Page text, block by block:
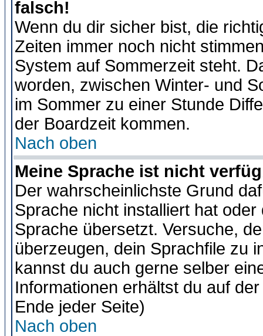
falsch!
Wenn du dir sicher bist, die
Zeiten immer noch nicht
System auf Sommerzeit steht.
worden, zwischen Winter- und
im Sommer zu einer Stunde
der Boardzeit kommen.
Nach oben
Meine Sprache ist nicht
Der wahrscheinlichste Grund
Sprache nicht installiert hat
Sprache übersetzt. Versuche,
überzeugen, dein Sprachfile zu
kannst du auch gerne selber
Informationen erhältst du auf
Ende jeder Seite)
Nach oben